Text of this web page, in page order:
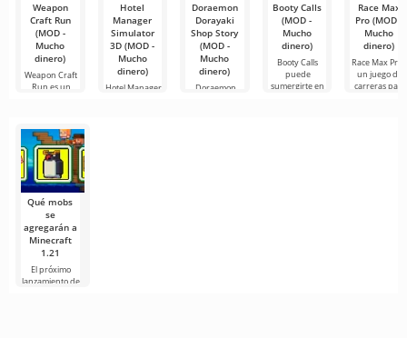
Weapon
Craft Run
(MOD -
Mucho
dinero)
Weapon Craft
Run es un
Hotel
Manager
Simulator
3D (MOD -
Mucho
dinero)
Hotel Manager
Doraemon
Dorayaki
Shop Story
(MOD -
Mucho
dinero)
Doraemon
Booty Calls
(MOD -
Mucho
dinero)
Booty Calls
puede
sumergirte en
Race Max
Pro (MOD -
Mucho
dinero)
Race Max Pro
un juego de
carreras para
Qué mobs
se
agregarán a
Minecraft
1.21
El próximo
lanzamiento de